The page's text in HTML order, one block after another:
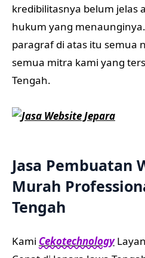
kredibilitasnya belum jelas
hukum yang
paragraf di atas itu semua
semua mitra kami yang
Tengah.
Jasa Pembuatan
Murah
Tengah
Kami Cekotechnology